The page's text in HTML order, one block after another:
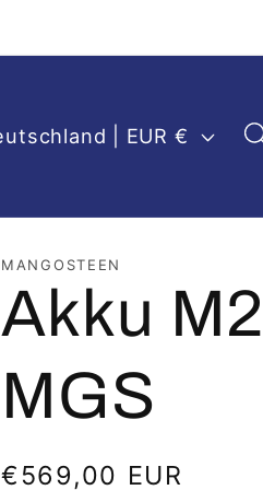
Deutschland | EUR €
MANGOSTEEN
Akku M2
MGS
Normaler
€569,00 EUR